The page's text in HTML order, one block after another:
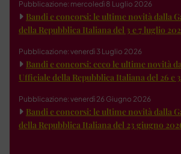
Pubblicazione: mercoledì 8 Luglio 2026
Bandi e concorsi: le ultime novità dalla
della Repubblica Italiana del 3 e 7 luglio
Pubblicazione: venerdì 3 Luglio 2026
Bandi e concorsi: ecco le ultime novità
Ufficiale della Repubblica Italiana del 26 e
Pubblicazione: venerdì 26 Giugno 2026
Bandi e concorsi: le ultime novità dalla
della Repubblica Italiana del 23 giugno